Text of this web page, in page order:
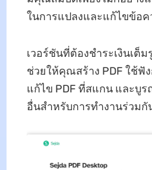
ในการแปลงและแก้ไขข้อค
เวอร์ชันที่ต้องชำระเงินเต็
ช่วยให้คุณสร้าง PDF ใช้ฟัง
แก้ไข PDF ที่สแกน และบู
อื่นสำหรับการทำงานร่วมกั